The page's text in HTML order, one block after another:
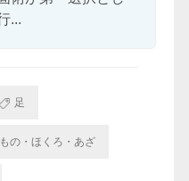
...
足
の・ほくろ・あざ